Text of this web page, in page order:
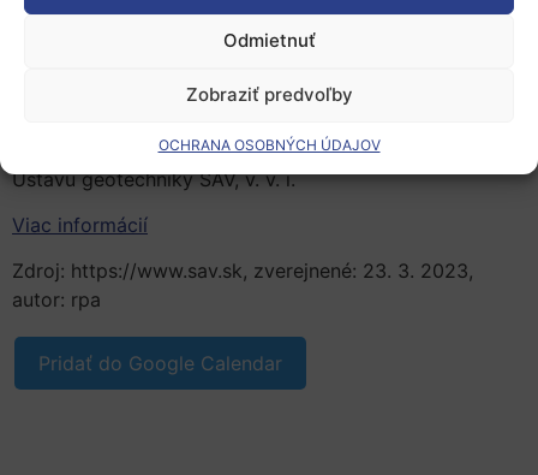
Odmietnuť
Zobraziť predvoľby
OCHRANA OSOBNÝCH ÚDAJOV
Vo svojej prezentácii vysvetlí, ako je možné zo
znečistenej a často toxickej vody vytvoriť čistú
znečistená voda nejakým spôsobom aj užitočná. Na
jedinečnej čistiacej technológie vyvinutej na pôde
Ústavu geotechniky SAV, v. v. i.
Viac informácií
Zdroj: https://www.sav.sk, zverejnené: 23. 3. 2023,
autor: rpa
Pridať do Google Calendar